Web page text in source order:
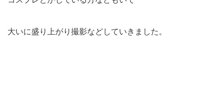
大いに盛り上がり撮影などしていきました。